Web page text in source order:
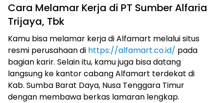
Cara Melamar Kerja di PT Sumber Alfaria
Trijaya, Tbk
Kamu bisa melamar kerja di Alfamart melalui situs
resmi perusahaan di https://alfamart.co.id/ pada
bagian karir. Selain itu, kamu juga bisa datang
langsung ke kantor cabang Alfamart terdekat di
Kab. Sumba Barat Daya, Nusa Tenggara Timur
dengan membawa berkas lamaran lengkap.